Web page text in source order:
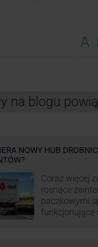
A
na blogu
NOWY HUB
Coraz więcej
rosnące
paczkowymi
funkcjonujące